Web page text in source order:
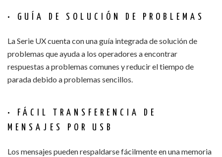
• GUÍA DE SOLUCIÓN DE PROBLEMAS
La Serie UX cuenta con una guía integrada de solución de
problemas que ayuda a los operadores a encontrar
respuestas a problemas comunes y reducir el tiempo de
parada debido a problemas sencillos.
• FÁCIL TRANSFERENCIA DE
MENSAJES POR USB
Los mensajes pueden respaldarse fácilmente en una memoria